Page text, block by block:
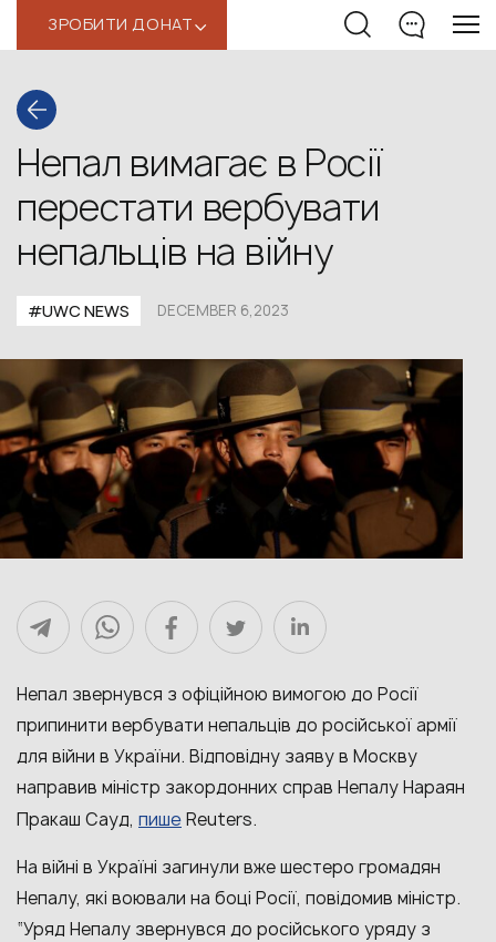
ЗРОБИТИ ДОНАТ‹
Непал вимагає в Росії
перестати вербувати
непальців на війну
#UWС NEWS DECEMBER 6,2023
Непал звернувся з офіційною вимогою до Росії
припинити вербувати непальців до російської армії
для війни в України. Відповідну заяву в Москву
направив міністр закордонних справ Непалу Нараян
Пракаш Сауд, пишеReuters.
На війні в Україні загинули вже шестеро громадян
Непалу, які воювали на боці Росії, повідомив міністр.
“Уряд Непалу звернувся до російського уряду з